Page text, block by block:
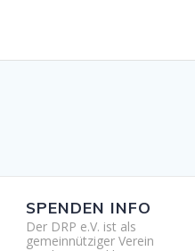
SPENDEN INFO
Der DRP e.V. ist als
gemeinnütziger Verein